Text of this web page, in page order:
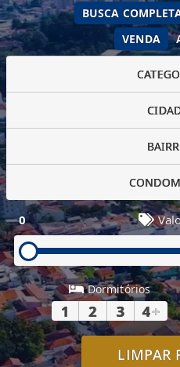
VENDA
BUSCA
0
Dormitórios
1 2 3 4+
LIMPAR